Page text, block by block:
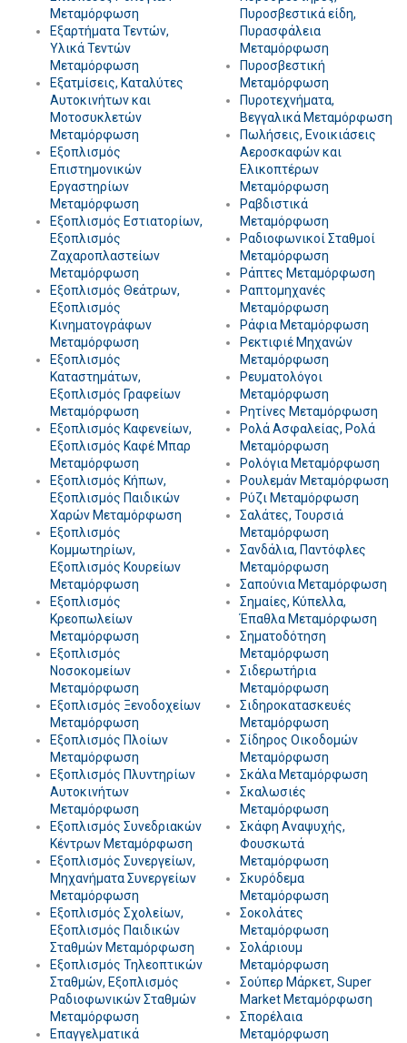
Μεταμόρφωση
Εξαρτήματα Τεντών,
Υλικά Τεντών
Μεταμόρφωση
Εξατμίσεις, Καταλύτες
Αυτοκινήτων και
Μοτοσυκλετών
Μεταμόρφωση
Εξοπλισμός
Επιστημονικών
Εργαστηρίων
Μεταμόρφωση
Εξοπλισμός Εστιατορίων,
Εξοπλισμός
Ζαχαροπλαστείων
Μεταμόρφωση
Εξοπλισμός Θεάτρων,
Εξοπλισμός
Κινηματογράφων
Μεταμόρφωση
Εξοπλισμός
Καταστημάτων,
Εξοπλισμός Γραφείων
Μεταμόρφωση
Εξοπλισμός Καφενείων,
Εξοπλισμός Καφέ Μπαρ
Μεταμόρφωση
Εξοπλισμός Κήπων,
Εξοπλισμός Παιδικών
Χαρών Μεταμόρφωση
Εξοπλισμός
Κομμωτηρίων,
Εξοπλισμός Κουρείων
Μεταμόρφωση
Εξοπλισμός
Κρεοπωλείων
Μεταμόρφωση
Εξοπλισμός
Νοσοκομείων
Μεταμόρφωση
Εξοπλισμός Ξενοδοχείων
Μεταμόρφωση
Εξοπλισμός Πλοίων
Μεταμόρφωση
Εξοπλισμός Πλυντηρίων
Αυτοκινήτων
Μεταμόρφωση
Εξοπλισμός Συνεδριακών
Κέντρων Μεταμόρφωση
Εξοπλισμός Συνεργείων,
Μηχανήματα Συνεργείων
Μεταμόρφωση
Εξοπλισμός Σχολείων,
Εξοπλισμός Παιδικών
Σταθμών Μεταμόρφωση
Εξοπλισμός Τηλεοπτικών
Σταθμών, Εξοπλισμός
Ραδιοφωνικών Σταθμών
Μεταμόρφωση
Επαγγελματικά
Πυροσβεστικά είδη,
Πυρασφάλεια
Μεταμόρφωση
Πυροσβεστική
Μεταμόρφωση
Πυροτεχνήματα,
Βεγγαλικά Μεταμόρφωση
Πωλήσεις, Ενοικιάσεις
Αεροσκαφών και
Ελικοπτέρων
Μεταμόρφωση
Ραβδιστικά
Μεταμόρφωση
Ραδιοφωνικοί Σταθμοί
Μεταμόρφωση
Ράπτες Μεταμόρφωση
Ραπτομηχανές
Μεταμόρφωση
Ράφια Μεταμόρφωση
Ρεκτιφιέ Μηχανών
Μεταμόρφωση
Ρευματολόγοι
Μεταμόρφωση
Ρητίνες Μεταμόρφωση
Ρολά Ασφαλείας, Ρολά
Μεταμόρφωση
Ρολόγια Μεταμόρφωση
Ρουλεμάν Μεταμόρφωση
Ρύζι Μεταμόρφωση
Σαλάτες, Τουρσιά
Μεταμόρφωση
Σανδάλια, Παντόφλες
Μεταμόρφωση
Σαπούνια Μεταμόρφωση
Σημαίες, Κύπελλα,
Έπαθλα Μεταμόρφωση
Σηματοδότηση
Μεταμόρφωση
Σιδερωτήρια
Μεταμόρφωση
Σιδηροκατασκευές
Μεταμόρφωση
Σίδηρος Οικοδομών
Μεταμόρφωση
Σκάλα Μεταμόρφωση
Σκαλωσιές
Μεταμόρφωση
Σκάφη Αναψυχής,
Φουσκωτά
Μεταμόρφωση
Σκυρόδεμα
Μεταμόρφωση
Σοκολάτες
Μεταμόρφωση
Σολάριουμ
Μεταμόρφωση
Σούπερ Μάρκετ, Super
Market Μεταμόρφωση
Σπορέλαια
Μεταμόρφωση